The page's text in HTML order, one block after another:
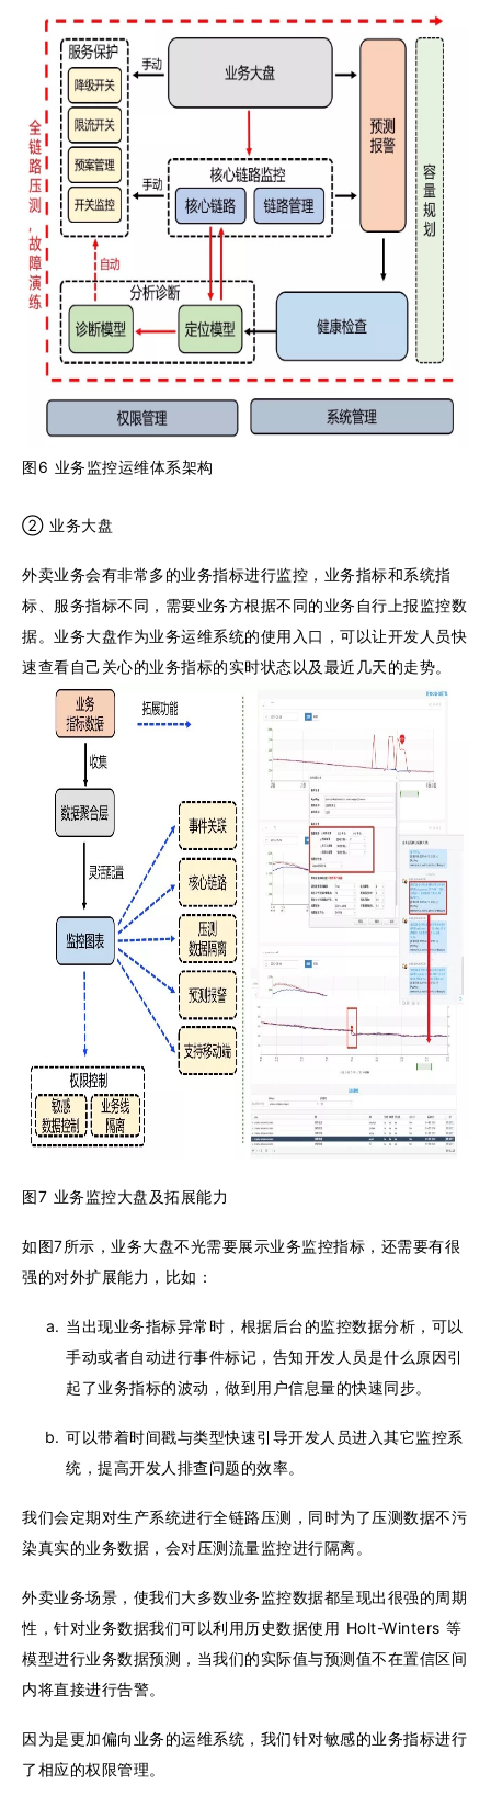
图6 业务监控运维体系架构
② 业务大盘
外卖业务会有非常多的业务指标进行监控，业务指标和系统指
标、服务指标不同，需要业务方根据不同的业务自行上报监控数
据。业务大盘作为业务运维系统的使用入口，可以让开发人员快
速查看自己关心的业务指标的实时状态以及最近几天的走势。
图7 业务监控大盘及拓展能力
如图7所示，业务大盘不光需要展示业务监控指标，还需要有很
强的对外扩展能力，比如：
当出现业务指标异常时，根据后台的监控数据分析，可以
手动或者自动进行事件标记，告知开发人员是什么原因引
起了业务指标的波动，做到用户信息量的快速同步。
可以带着时间戳与类型快速引导开发人员进入其它监控系
统，提高开发人排查问题的效率。
我们会定期对生产系统进行全链路压测，同时为了压测数据不污
染真实的业务数据，会对压测流量监控进行隔离。
外卖业务场景，使我们大多数业务监控数据都呈现出很强的周期
性，针对业务数据我们可以利用历史数据使用 Holt-Winters 等
模型进行业务数据预测，当我们的实际值与预测值不在置信区间
内将直接进行告警。
因为是更加偏向业务的运维系统，我们针对敏感的业务指标进行
了相应的权限管理。